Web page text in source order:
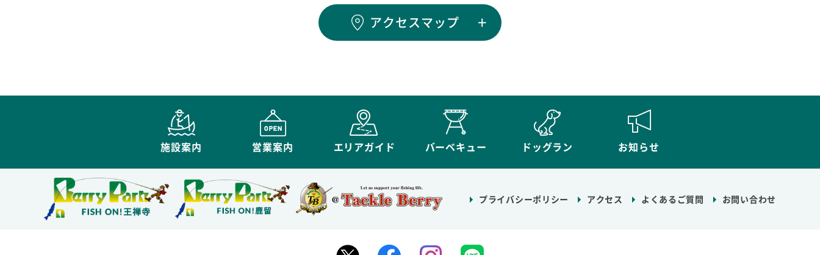
アクセスマップ
施設案内 営業案内 エリアガイド バーベキュー ドッグラン お知らせ
プライバシーポリシー アクセス よくあるご質問 お問い合わせ